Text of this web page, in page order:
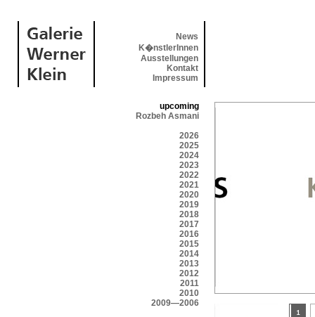
News
K�nstlerInnen
Ausstellungen
Kontakt
Impressum
upcoming
Rozbeh Asmani
2026
2025
2024
2023
2022
2021
2020
2019
2018
2017
2016
2015
2014
2013
2012
2011
2010
2009—2006